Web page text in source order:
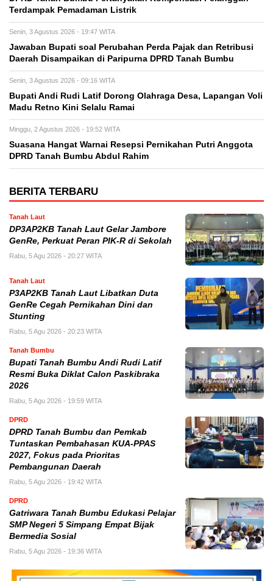
Terdampak Pemadaman Listrik
Senin, 3 Agustus 2026 - 19:47 WITA
Jawaban Bupati soal Perubahan Perda Pajak dan Retribusi
Daerah Disampaikan di Paripurna DPRD Tanah Bumbu
Senin, 3 Agustus 2026 - 09:16 WITA
Bupati Andi Rudi Latif Dorong Olahraga Desa, Lapangan Voli
Madu Retno Kini Selalu Ramai
Minggu, 2 Agustus 2026 - 19:52 WITA
Suasana Hangat Warnai Resepsi Pernikahan Putri Anggota
DPRD Tanah Bumbu Abdul Rahim
BERITA TERBARU
Tanah Laut
DP3AP2KB Tanah Laut Gelar Jambore
GenRe, Perkuat Peran PIK-R di Sekolah
Rabu, 5 Agu 2026 - 20:27 WITA
Tanah Laut
P3AP2KB Tanah Laut Libatkan Duta
GenRe Cegah Pernikahan Dini dan
Stunting
Rabu, 5 Agu 2026 - 20:23 WITA
Tanah Bumbu
Bupati Tanah Bumbu Andi Rudi Latif
Resmi Buka Diklat Calon Paskibraka
2026
Rabu, 5 Agu 2026 - 19:59 WITA
DPRD
DPRD Tanah Bumbu dan Pemkab
Tuntaskan Pembahasan KUA-PPAS
2027, Fokus pada Prioritas
Pembangunan Daerah
Rabu, 5 Agu 2026 - 19:42 WITA
DPRD
Gatriwara Tanah Bumbu Edukasi Pelajar
SMP Negeri 5 Simpang Empat Bijak
Bermedia Sosial
Rabu, 5 Agu 2026 - 19:36 WITA